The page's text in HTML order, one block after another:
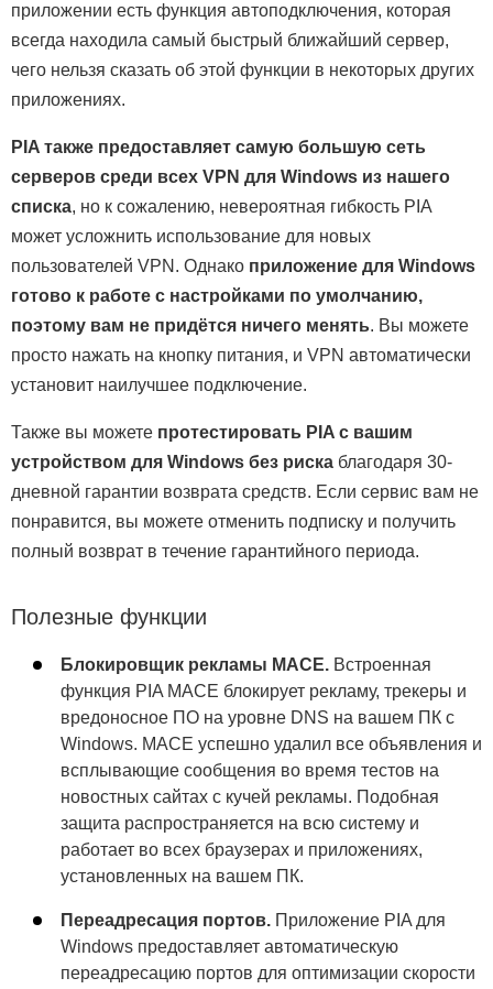
приложении есть функция автоподключения, которая
всегда находила самый быстрый ближайший сервер,
чего нельзя сказать об этой функции в некоторых других
приложениях.
PIA также предоставляет самую большую сеть
серверов среди всех VPN для Windows из нашего
списка, но к сожалению, невероятная гибкость PIA
может усложнить использование для новых
пользователей VPN. Однако приложение для Windows
готово к работе с настройками по умолчанию,
поэтому вам не придётся ничего менять. Вы можете
просто нажать на кнопку питания, и VPN автоматически
установит наилучшее подключение.
Также вы можете протестировать PIA с вашим
устройством для Windows без риска благодаря 30-
дневной гарантии возврата средств. Если сервис вам не
понравится, вы можете отменить подписку и получить
полный возврат в течение гарантийного периода.
Полезные функции
Блокировщик рекламы MACE. Встроенная
функция PIA MACE блокирует рекламу, трекеры и
вредоносное ПО на уровне DNS на вашем ПК с
Windows. MACE успешно удалил все объявления и
всплывающие сообщения во время тестов на
новостных сайтах с кучей рекламы. Подобная
защита распространяется на всю систему и
работает во всех браузерах и приложениях,
установленных на вашем ПК.
Переадресация портов. Приложение PIA для
Windows предоставляет автоматическую
переадресацию портов для оптимизации скорости